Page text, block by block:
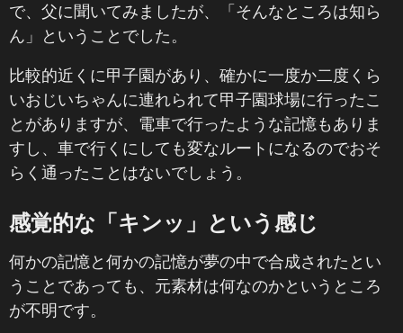
で、父に聞いてみましたが、「そんなところは知ら
ん」ということでした。
比較的近くに甲子園があり、確かに一度か二度くら
いおじいちゃんに連れられて甲子園球場に行ったこ
とがありますが、電車で行ったような記憶もありま
すし、車で行くにしても変なルートになるのでおそ
らく通ったことはないでしょう。
感覚的な「キンッ」という感じ
何かの記憶と何かの記憶が夢の中で合成されたとい
うことであっても、元素材は何なのかというところ
が不明です。